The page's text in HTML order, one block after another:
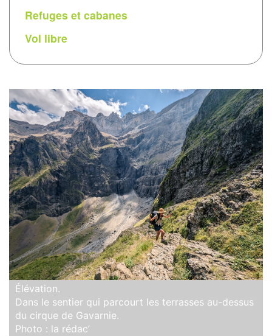
Refuges et cabanes
Vol libre
Élévation.
Dans le sentier qui parcourt les terrasses au-dessus
du cirque de Gavarnie.
Photo : la rédac’